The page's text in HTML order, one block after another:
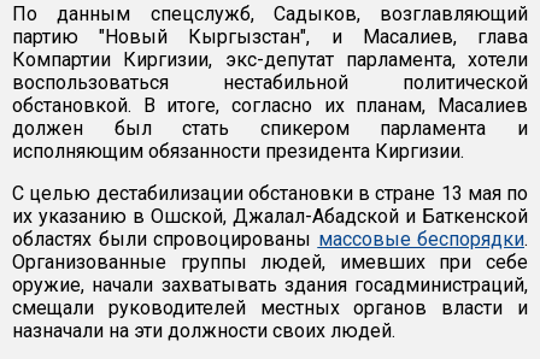
По данным спецслужб, Садыков, возглавляющий
партию "Новый Кыргызстан", и Масалиев, глава
Компартии Киргизии, экс-депутат парламента, хотели
воспользоваться нестабильной политической
обстановкой. В итоге, согласно их планам, Масалиев
должен был стать спикером парламента и
исполняющим обязанности президента Киргизии.
С целью дестабилизации обстановки в стране 13 мая по
их указанию в Ошской, Джалал-Абадской и Баткенской
областях были спровоцированы массовые беспорядки.
Организованные группы людей, имевших при себе
оружие, начали захватывать здания госадминистраций,
смещали руководителей местных органов власти и
назначали на эти должности своих людей.